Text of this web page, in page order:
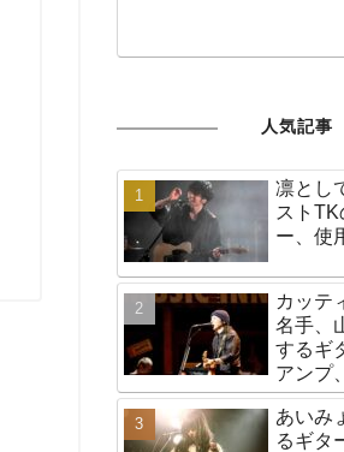
人気記事
凛とし
ストTK
ー、使
カッテ
名手、
するギ
アンプ
など機
あいみ
るギタ